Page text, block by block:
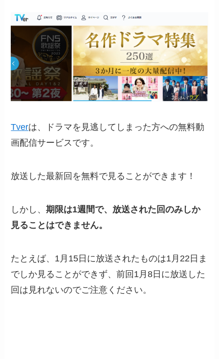
Tverは、ドラマを見逃してしまった方への無料動
画配信サービスです。
放送した最新回を無料で見ることができます！
しかし、期限は1週間で、放送された回のみしか
見ることはできません。
たとえば、1月15日に放送されたものは1月22日ま
でしか見ることができず、前回1月8日に放送した
回は見れないのでご注意ください。